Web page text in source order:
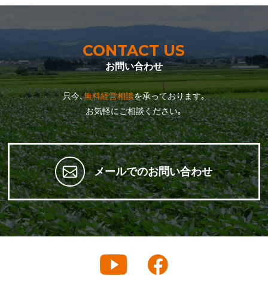
CONTACT US
お問い合わせ
只今､無料経営相談を承っております｡
お気軽にご相談ください｡
メールでのお問い合わせ